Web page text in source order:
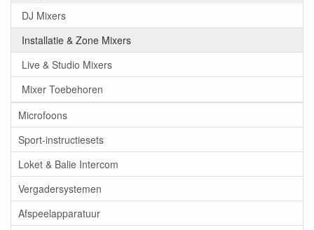
DJ Mixers
Installatie & Zone Mixers
Live & Studio Mixers
Mixer Toebehoren
Microfoons
Sport-instructiesets
Loket & Balie Intercom
Vergadersystemen
Afspeelapparatuur